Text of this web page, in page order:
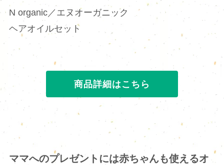
N organic／エヌオーガニック
ヘアオイルセット
商品詳細はこちら
ママへのプレゼントには赤ちゃんも使えるオ